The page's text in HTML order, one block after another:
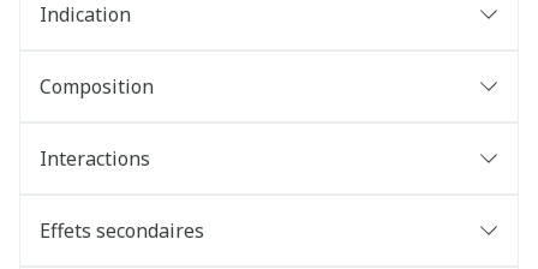
Indication
Composition
Interactions
Effets secondaires